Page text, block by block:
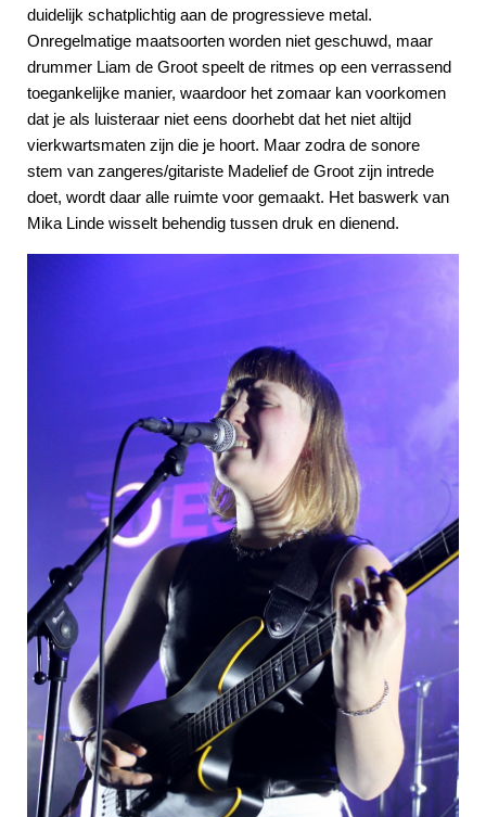
duidelijk schatplichtig aan de progressieve metal.
Onregelmatige maatsoorten worden niet geschuwd, maar
drummer Liam de Groot speelt de ritmes op een verrassend
toegankelijke manier, waardoor het zomaar kan voorkomen
dat je als luisteraar niet eens doorhebt dat het niet altijd
vierkwartsmaten zijn die je hoort. Maar zodra de sonore
stem van zangeres/gitariste Madelief de Groot zijn intrede
doet, wordt daar alle ruimte voor gemaakt. Het baswerk van
Mika Linde wisselt behendig tussen druk en dienend.